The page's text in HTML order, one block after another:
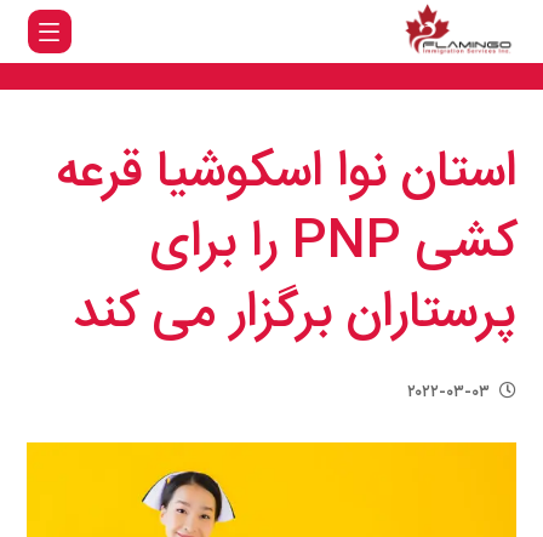
استان نوا اسکوشیا قرعه
کشی PNP را برای
پرستاران برگزار می کند
۲۰۲۲-۰۳-۰۳